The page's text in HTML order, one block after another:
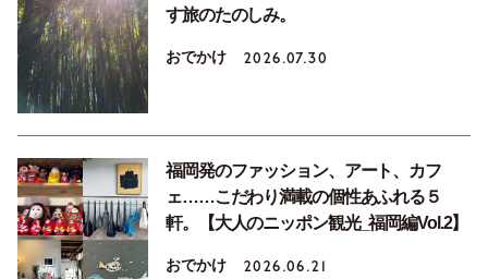
す旅のたのしみ。
おでかけ 2026.07.30
福岡発のファッション、アート、カフ
ェ……こだわり満載の個性あふれる５
軒。【大人のニッポン観光_福岡編Vol.2】
おでかけ 2026.06.21